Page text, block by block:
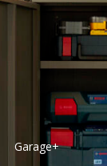
Garage+